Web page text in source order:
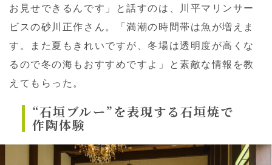
お見せできるんです」と話すのは、川平マリンサー
ビスの砂川正作さん。「満潮の時間帯は魚が増えま
す。また夏もきれいですが、冬場は透明度が高くな
るので冬の海もおすすめですよ」と素敵な情報を教
えてもらった。
“石垣ブルー”を表現する石垣焼で
作陶体験